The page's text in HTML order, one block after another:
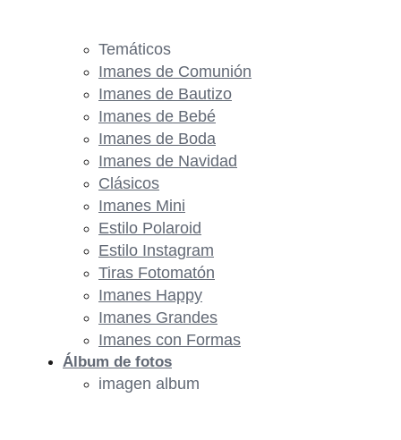
Temáticos
Imanes de Comunión
Imanes de Bautizo
Imanes de Bebé
Imanes de Boda
Imanes de Navidad
Clásicos
Imanes Mini
Estilo Polaroid
Estilo Instagram
Tiras Fotomatón
Imanes Happy
Imanes Grandes
Imanes con Formas
Álbum de fotos
imagen album